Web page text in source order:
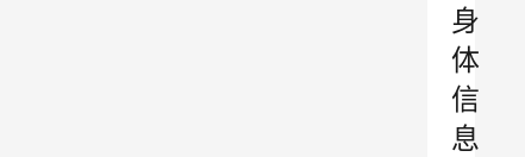
身
体
信
息